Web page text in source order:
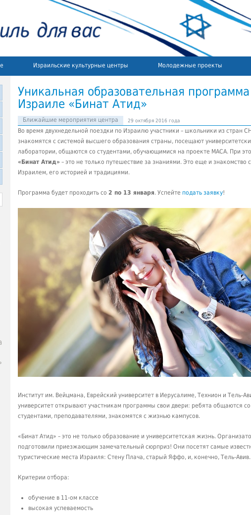
Израильские культурные центры Молодежные проекты
Уникальная образовательная
Израиле «Бинат Атид»
Ближайшие мероприятия центра 29 октября 2016 года
Во время двухнедельной поездки по Израилю участники – школьники из стран
знакомятся с системой высшего образования страны, посещают
лаборатории, общаются со студентами, обучающимися на проекте МАСА. При
«Бинат Атид» – это не только путешествие за знаниями. Это еще и знакомство с
Израилем, его историей и традициями.
Программа будет проходить со 2 по 13 января. Успейте подать заявку!
Институт им. Вейцмана, Еврейский университет в Иерусалиме, Технион и Тель-
университет открывают участникам программы свои двери: ребята общаются со
студентами, преподавателями, знакомятся с жизнью кампусов.
«Бинат Атид» – это не только образование и университетская жизнь.
подготовили приезжающим замечательный сюрприз! Они посетят самые
туристические места Израиля: Стену Плача, старый Яффо, и, конечно, Тель-Авив.
Критерии отбора:
обучение в 11-ом классе
высокая успеваемость